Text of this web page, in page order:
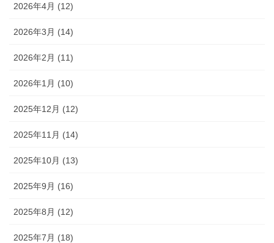
2026年4月 (12)
2026年3月 (14)
2026年2月 (11)
2026年1月 (10)
2025年12月 (12)
2025年11月 (14)
2025年10月 (13)
2025年9月 (16)
2025年8月 (12)
2025年7月 (18)